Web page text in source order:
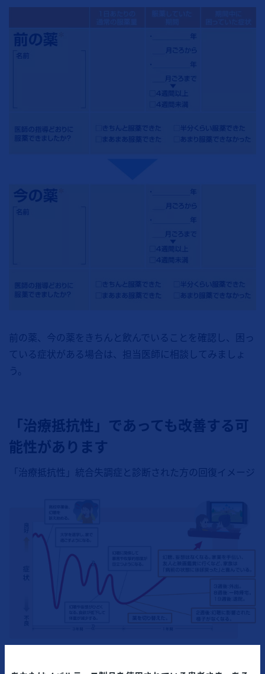
前の薬、今の薬をきちんと飲んでいることを確認し、困っ
ている症状がある場合は、担当医師に相談してみましょ
う。
「治療抵抗性」であっても改善する可
能性があります
「治療抵抗性」統合失調症と診断された方の回復イメージ